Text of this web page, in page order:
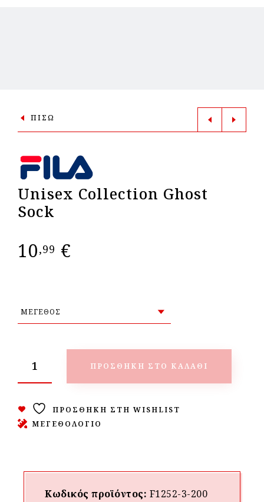
ΠΙΣΩ
Unisex Collection Ghost
Sock
10,99 €
ΠΡΟΣΘΉΚΗ ΣΤΟ ΚΑΛΆΘΙ
ΠΡΟΣΘΉΚΗ ΣΤΗ WISHLIST
ΜΕΓΕΘΟΛΟΓΙΟ
Κωδικός προϊόντος: F1252-3-200